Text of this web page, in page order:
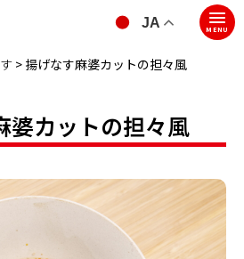
MENU
> 揚げなす麻婆カットの担々風
婆カットの担々風
JA